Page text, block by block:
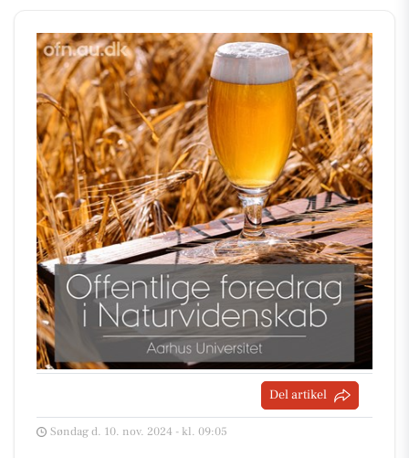
Del artikel
Søndag d. 10. nov. 2024 - kl. 09:05